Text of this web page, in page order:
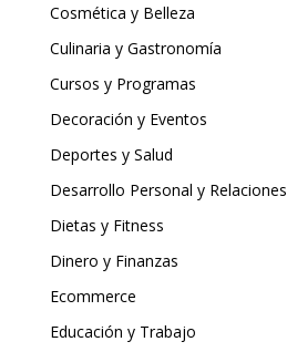
Cosmética y Belleza
Culinaria y Gastronomía
Cursos y Programas
Decoración y Eventos
Deportes y Salud
Desarrollo Personal y Relaciones
Dietas y Fitness
Dinero y Finanzas
Ecommerce
Educación y Trabajo